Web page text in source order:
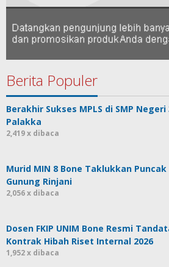
Berita Populer
Berakhir Sukses MPLS di SMP Negeri
Palakka
2,419 x dibaca
Murid MIN 8 Bone Taklukkan Puncak
Gunung Rinjani
2,056 x dibaca
Dosen FKIP UNIM Bone Resmi
Kontrak Hibah Riset Internal 2026
1,952 x dibaca